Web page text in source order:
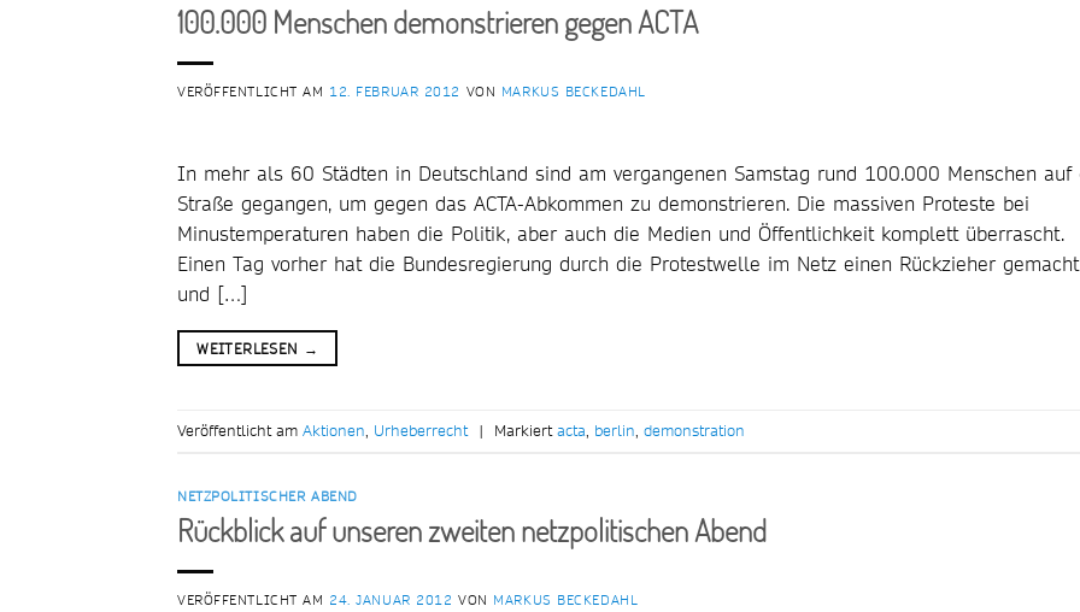
100.000 Menschen demonstrieren gegen ACTA
VERÖFFENTLICHT AM 12. FEBRUAR 2012 VON MARKUS BECKEDAHL
In mehr als 60 Städten in Deutschland sind am vergangenen Samstag rund 100.000 Menschen auf
Straße gegangen, um gegen das ACTA-Abkommen zu demonstrieren. Die massiven Proteste bei
Minustemperaturen haben die Politik, aber auch die Medien und Öffentlichkeit komplett überrascht.
Einen Tag vorher hat die Bundesregierung durch die Protestwelle im Netz einen Rückzieher gemacht
und […]
WEITERLESEN →
Veröffentlicht am Aktionen, Urheberrecht | Markiertacta, berlin, demonstration
NETZPOLITISCHER ABEND
Rückblick auf unseren zweiten netzpolitischen Abend
VERÖFFENTLICHT AM 24. JANUAR 2012 VON MARKUS BECKEDAHL